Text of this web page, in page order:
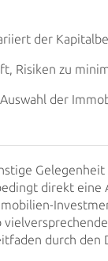
der
Risiken zu
der
Gelegenheit
direkt eine
durch den